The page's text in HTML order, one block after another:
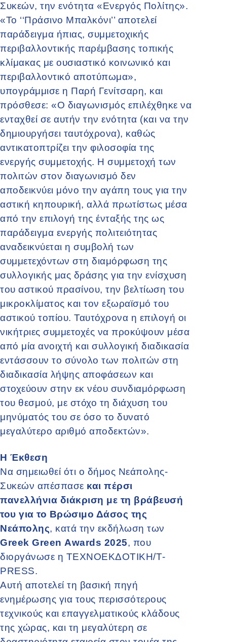
Συκεών, την ενότητα «Ενεργός Πολίτης».
«Το ‘‘Πράσινο Μπαλκόνι’’ αποτελεί
παράδειγμα ήπιας, συμμετοχικής
περιβαλλοντικής παρέμβασης τοπικής
κλίμακας με ουσιαστικό κοινωνικό και
περιβαλλοντικό αποτύπωμα»,
υπογράμμισε η Παρή Γενίτσαρη, και
πρόσθεσε: «Ο διαγωνισμός επιλέχθηκε να
ενταχθεί σε αυτήν την ενότητα (και να την
δημιουργήσει ταυτόχρονα), καθώς
αντικατοπτρίζει την φιλοσοφία της
ενεργής συμμετοχής. Η συμμετοχή των
πολιτών στον διαγωνισμό δεν
αποδεικνύει μόνο την αγάπη τους για την
αστική κηπουρική, αλλά πρωτίστως μέσα
από την επιλογή της ένταξής της ως
παράδειγμα ενεργής πολιτειότητας
αναδεικνύεται η συμβολή των
συμμετεχόντων στη διαμόρφωση της
συλλογικής μας δράσης για την ενίσχυση
του αστικού πρασίνου, την βελτίωση του
μικροκλίματος και τον εξωραϊσμό του
αστικού τοπίου. Ταυτόχρονα η επιλογή οι
νικήτριες συμμετοχές να προκύψουν μέσα
από μία ανοιχτή και συλλογική διαδικασία
εντάσσουν το σύνολο των πολιτών στη
διαδικασία λήψης αποφάσεων και
στοχεύουν στην εκ νέου συνδιαμόρφωση
του θεσμού, με στόχο τη διάχυση του
μηνύματός του σε όσο το δυνατό
μεγαλύτερο αριθμό αποδεκτών».
Η Έκθεση
Να σημειωθεί ότι ο δήμος Νεάπολης-
Συκεών απέσπασε και πέρσι
πανελλήνια διάκριση με τη βράβευσή
του για το Βρώσιμο Δάσος της
Νεάπολης, κατά την εκδήλωση των
Greek Green Awards 2025, που
διοργάνωσε η ΤΕΧΝΟΕΚΔΟΤΙΚΗ/Τ-
PRESS.
Αυτή αποτελεί τη βασική πηγή
ενημέρωσης για τους περισσότερους
τεχνικούς και επαγγελματικούς κλάδους
της χώρας, και τη μεγαλύτερη σε